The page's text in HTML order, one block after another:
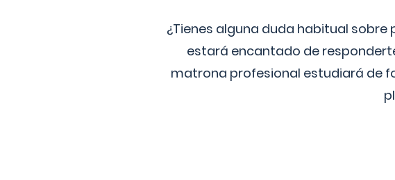
¿Tienes alguna duda habitual
estará encantado de
matrona profesional estudiará de